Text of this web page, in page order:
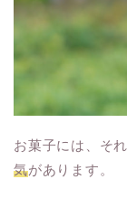
お菓子には、そ
気があります。